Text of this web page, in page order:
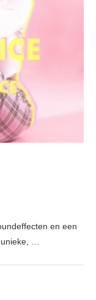
en een
unieke, …